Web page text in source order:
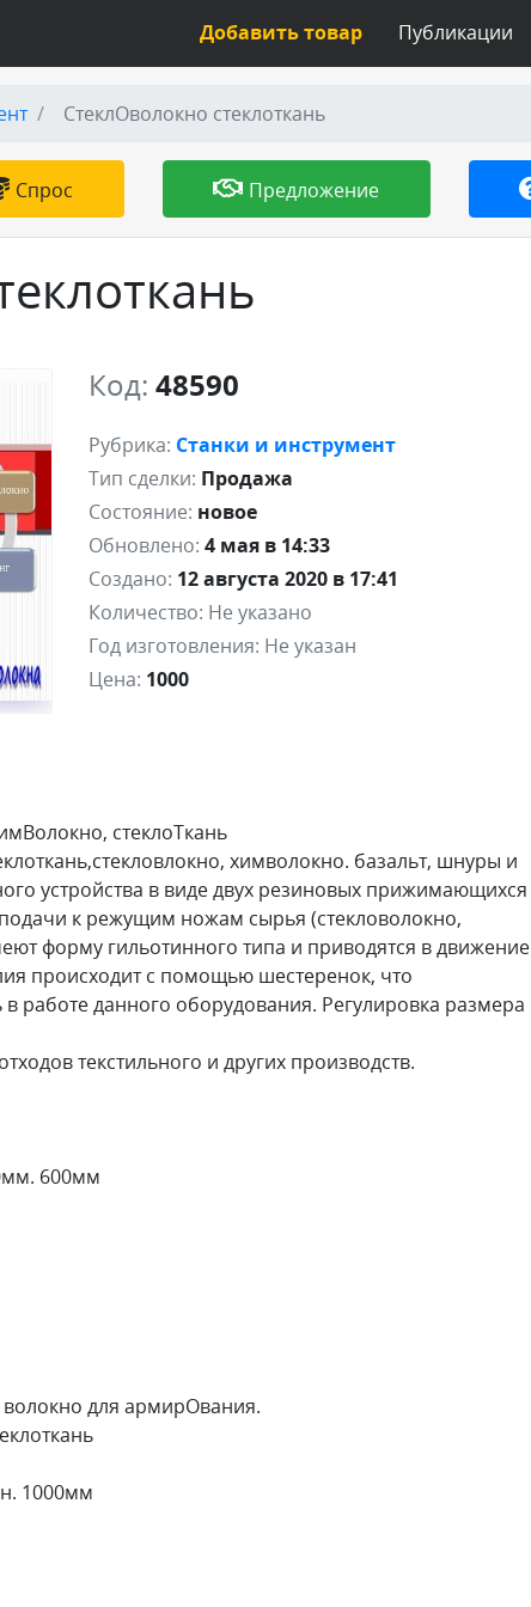
Публикации
Добавить товар
СтеклОволокно стеклоткань
Спрос Предложение
Код: 48590
Рубрика: Станки и инструмент
Тип сделки: Продажа
Состояние: новое
Обновлено: 4 мая в 14:33
Создано: 12 августа 2020 в 17:41
Количество: Не указано
Год изготовления: Не указан
Цена: 1000
стеклоТкань
химволокно. базальт, шнуры и
устройства в виде двух резиновых прижимающихся
к режущим ножам сырья (стекловолокно,
форму гильотинного типа и приводятся в движение
происходит с помощью шестеренок, что
работе данного оборудования. Регулировка размера
текстильного и других производств.
600мм
для армирОвания.
1000мм